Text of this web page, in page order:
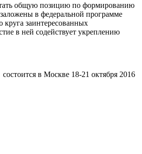
общую позицию по формированию
в федеральной программе
заинтересованных
в ней содействует укреплению
в Москве 18-21 октября 2016